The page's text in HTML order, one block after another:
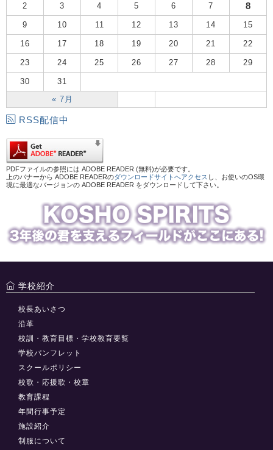
« 7月
2 3 4 5 6 7 8
9 10 11 12 13 14 15
16 17 18 19 20 21 22
23 24 25 26 27 28 29
30 31
RSS配信中
PDFファイルの参照には ADOBE READER (無料)が必要です。
上のバナーから ADOBE READERのダウンロードサイトへアクセス し、お使いのOS環
境に最適なバージョンの ADOBE READER をダウンロードして下さい。
学校紹介
校長あいさつ
沿革
校訓・教育目標・学校教育要覧
学校パンフレット
スクールポリシー
校歌・応援歌・校章
教育課程
年間行事予定
施設紹介
制服について